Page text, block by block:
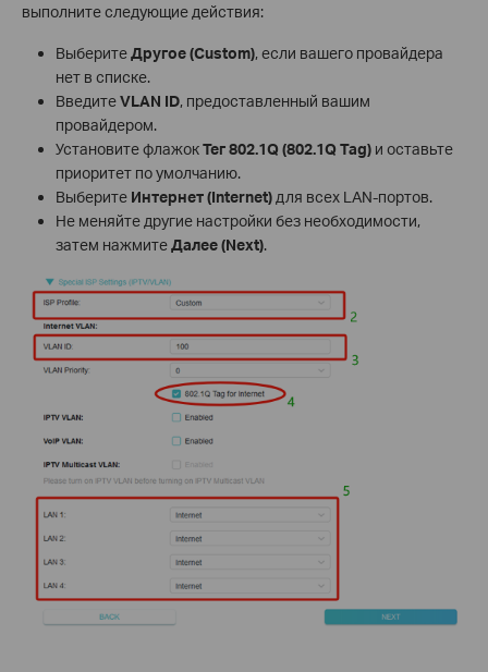
выполните следующие действия:
ВыберитеДругое (Custom), если вашего провайдера
нет в списке.
ВведитеVLAN ID, предоставленный вашим
провайдером.
Установите флажокТег 802.1Q (802.1Q Tag)и оставьте
приоритет по умолчанию.
Выберите Интернет (Internet)для всех LAN-портов.
Не меняйте другие настройки без необходимости,
затем нажмитеДалее (Next).